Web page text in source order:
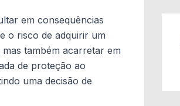
em consequências
o risco de adquirir um
também acarretar em
de proteção ao
uma decisão de